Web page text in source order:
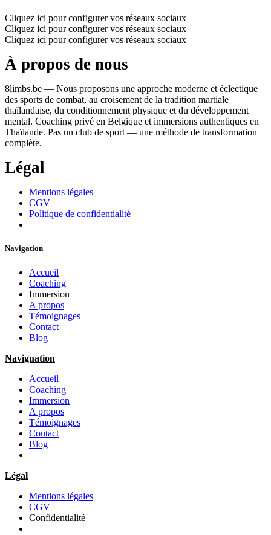
Cliquez ici pour configurer vos réseaux sociaux
Cliquez ici pour configurer vos réseaux sociaux
Cliquez ici pour configurer vos réseaux sociaux
À propos de nous
8limbs.be — Nous proposons une approche moderne et éclectique
des sports de combat, au croisement de la tradition martiale
thaïlandaise, du conditionnement physique et du développement
mental. Coaching privé en Belgique et immersions authentiques en
Thaïlande. Pas un club de sport — une méthode de transformation
complète.
Légal
Mentions légales
CGV
Politique de confidentialité
Navigation
Accueil
Coaching
Immersion
A propos
Témoignages
Contact
Blog
Naviguation
Accueil
Coaching
Immersion
A propos
Témoignages
Contact
Blog
Légal
Mentions légales
CGV
Confidentialité